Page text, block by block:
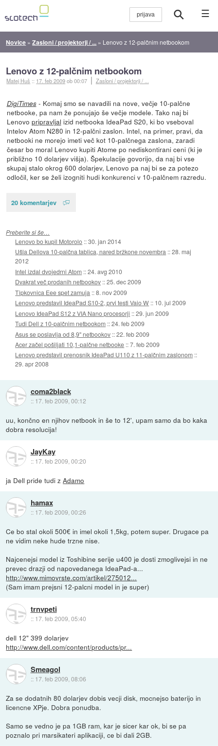
☰
Novice »Zasloni / projektorji / ... » Lenovo z 12-palčnim netbookom
Lenovo z 12-palčnim netbookom
Matej Huš :: 17. feb 2009ob 00:07 Zasloni / projektorji / ...
DigiTimes- Komaj smo se navadili na nove, večje 10-palčne
netbooke, pa nam že ponujajo še večje modele. Tako naj bi
Lenovo pripravljal izid netbooka IdeaPad S20, ki bo vseboval
Intelov Atom N280 in 12-palčni zaslon. Intel, na primer, pravi, da
netbooki ne morejo imeti več kot 10-palčnega zaslona, zaradi
česar bo moral Lenovo kupiti Atome po nediskontirani ceni (ki je
približno 10 dolarjev višja). Špekulacije govorijo, da naj bi vse
skupaj stalo okrog 600 dolarjev, Lenovo pa naj bi se za potezo
odločil, ker se želi izogniti hudi konkurenci v 10-palčnem razredu.
20 komentarjev
Preberite si še…
Lenovo bo kupil Motorolo ::30. jan 2014
Ušla Dellova 10-palčna tablica, nared bržkone novembra ::28. maj
2012
Intel izdal dvojedrni Atom ::24. avg 2010
Dvakrat več prodanih netbookov ::25. dec 2009
Tipkovnica Eee spet zamuja ::8. nov 2009
Lenovo predstavil IdeaPad S10-2, prvi testi Vaio W :: 10. jul 2009
Lenovo IdeaPad S12 z VIA Nano procesorji ::29. jun 2009
Tudi Dell z 10-palčnim netbookom ::24. feb 2009
Asus se poslavlja od 8,9'' netbookov ::22. feb 2009
Acer začel pošiljati 10,1-palčne netbooke ::7. feb 2009
Lenovo predstavil prenosnik IdeaPad U110 z 11-palčnim zaslonom ::
29. apr 2008
coma2black
:: 17. feb 2009, 00:12
uu, končno en njihov netbook in še to 12', upam samo da bo kaka
dobra resolucija!
JayKay
:: 17. feb 2009, 00:20
ja Dell pride tudi zAdamo
hamax
:: 17. feb 2009, 00:26
Ce bo stal okoli 500€ in imel okoli 1,5kg, potem super. Drugace pa
ne vidim neke hude trzne nise.
Najcenejsi model iz Toshibine serije u400 je dosti zmoglivejsi in ne
prevec drazji od napovedanega IdeaPad-a...
http://www.mimovrste.com/artikel/275012...
(Sam imam prejsni 12-palcni model in je super)
trnvpeti
:: 17. feb 2009, 05:40
dell 12" 399 dolarjev
http://www.dell.com/content/products/pr...
Smeagol
:: 17. feb 2009, 08:06
Za se dodatnih 80 dolarjev dobis vecji disk, mocnejso baterijo in
licencne XPje. Dobra ponudba.
Samo se vedno je pa 1GB ram, kar je sicer kar ok, bi se pa
poznalo pri marsikateri aplikaciji, ce bi dali 2GB.